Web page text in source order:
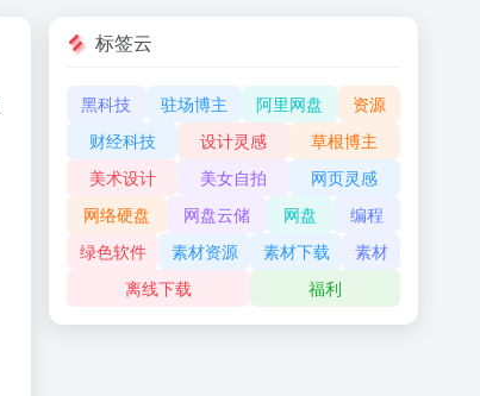
标签云
黑科技 驻场博主 阿里网盘
资源
财经科技
设计灵感
草根博主
美术设计
美女自拍
网页灵感
网络硬盘
网盘云储 网盘
编程
绿色软件
素材资源 素材下载
素材
离线下载
福利